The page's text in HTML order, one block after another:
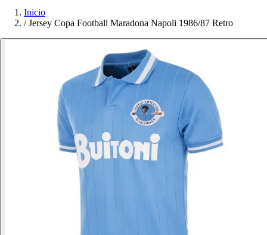
Inicio
/ Jersey Copa Football Maradona Napoli 1986/87 Retro